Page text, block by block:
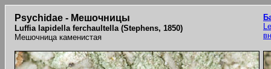
Psychidae - Мешочницы
Luffia lapidella ferchaultella (Stephens, 1850)
Мешочница каменистая